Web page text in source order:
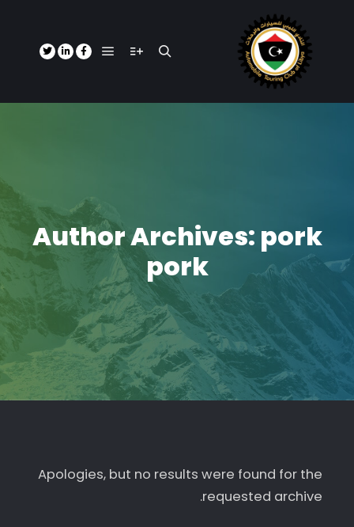
Author Archives: pork
pork
Apologies, but no results were found for the
requested archive.